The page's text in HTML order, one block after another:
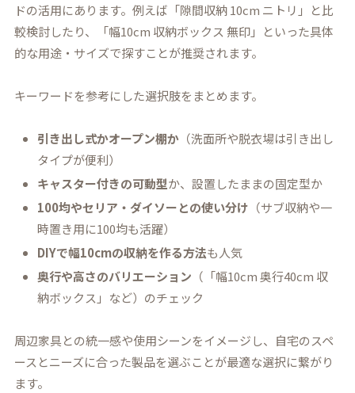
ドの活用にあります。例えば「隙間収納 10cm ニトリ」と比
較検討したり、「幅10cm 収納ボックス 無印」といった具体
的な用途・サイズで探すことが推奨されます。
キーワードを参考にした選択肢をまとめます。
引き出し式かオープン棚か （洗面所や脱衣場は引き出し
タイプが便利）
キャスター付きの可動型か、設置したままの固定型か
100均やセリア・ダイソーとの使い分け （サブ収納や一
時置き用に100均も活躍）
DIYで幅10cmの収納を作る方法も人気
奥行や高さのバリエーション （「幅10cm 奥行40cm 収
納ボックス」など）のチェック
周辺家具との統一感や使用シーンをイメージし、自宅のスペ
ースとニーズに合った製品を選ぶことが最適な選択に繋がり
ます。